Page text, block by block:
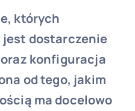
których
jest dostarczenie
konfiguracja
od tego, jakim
ma docelowo